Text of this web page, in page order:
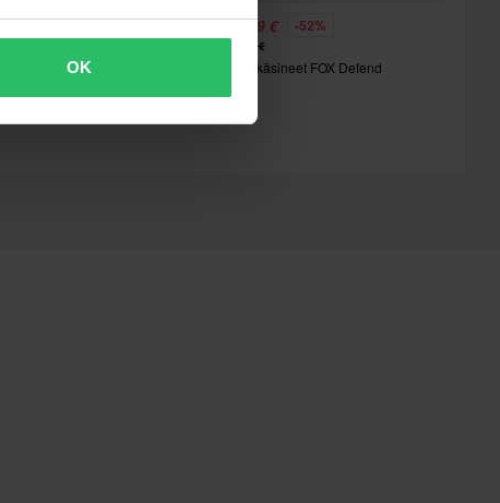
OK
28,79 € -35%
Crossihanskat 100% Cognito
23,99 € -52%
49,99 €
MTB käsineet FOX Defend